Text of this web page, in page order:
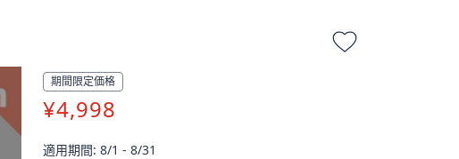
期間限定価格
¥4,998
適用期間: 8/1 - 8/31